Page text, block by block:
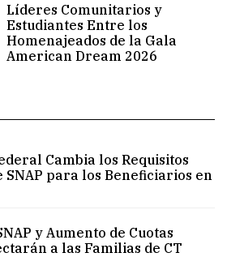
Líderes Comunitarios y
Estudiantes Entre los
Homenajeados de la Gala
American Dream 2026
Cambia los Requisitos
SNAP para los Beneficiarios en
y Aumento de Cuotas
a las Familias de CT